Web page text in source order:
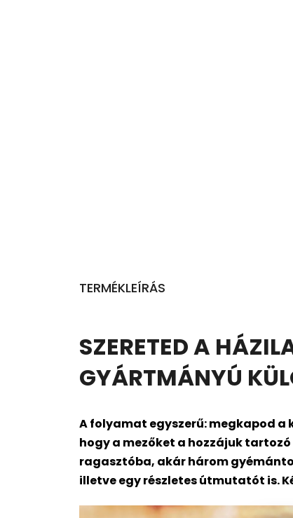
TERMÉKLEÍRÁS
SZERETED A
GYÁRTMÁNYÚ
A folyamat egyszerű: megkapod
hogy a mezőket a hozzájuk
ragasztóba, akár három
illetve egy részletes útmutatót is.